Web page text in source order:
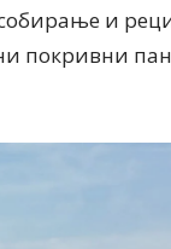
собирање и
покривни